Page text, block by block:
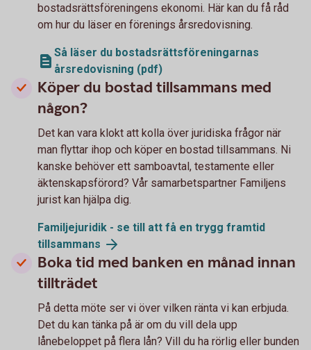
bostadsrättsföreningens ekonomi. Här kan du få råd
om hur du läser en förenings årsredovisning.
Så läser du bostadsrättsföreningarnas
årsredovisning (pdf)
Köper du bostad tillsammans med
någon?
Det kan vara klokt att kolla över juridiska frågor när
man flyttar ihop och köper en bostad tillsammans. Ni
kanske behöver ett samboavtal, testamente eller
äktenskapsförord? Vår samarbetspartner Familjens
jurist kan hjälpa dig.
Familjejuridik - se till att få en trygg framtid
tillsammans
Boka tid med banken en månad innan
tillträdet
På detta möte ser vi över vilken ränta vi kan erbjuda.
Det du kan tänka på är om du vill dela upp
lånebeloppet på flera lån? Vill du ha rörlig eller bunden